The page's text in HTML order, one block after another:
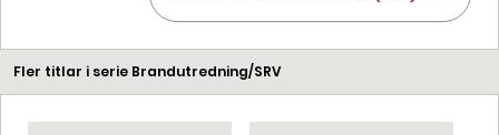
Fler titlar i serie Brandutredning/SRV